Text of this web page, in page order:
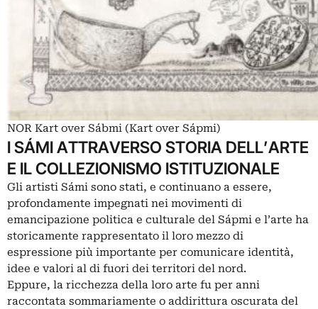
NOR Kart over Sábmi (Kart over Sápmi)
I SÁMI ATTRAVERSO STORIA DELL’ARTE
E IL COLLEZIONISMO ISTITUZIONALE
Gli artisti Sámi sono stati, e continuano a essere,
profondamente impegnati nei movimenti di
emancipazione politica e culturale del Sápmi e l’arte ha
storicamente rappresentato il loro mezzo di
espressione più importante per comunicare identità,
idee e valori al di fuori dei territori del nord.
Eppure, la ricchezza della loro arte fu per anni
raccontata sommariamente o addirittura oscurata del